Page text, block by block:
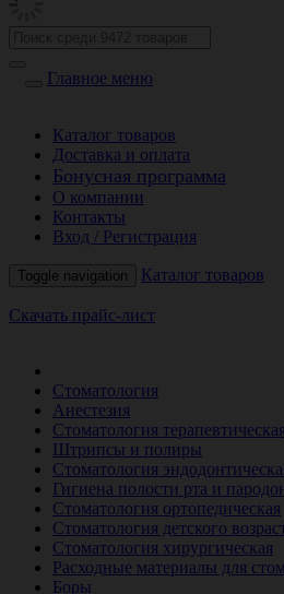
Главное меню
Каталог товаров
Доставка и оплата
Бонусная программа
О компании
Контакты
Вход / Регистрация
Toggle navigation Каталог товаров
Скачать прайс-лист
Стоматология
Анестезия
Стоматология терапевтическая
Штрипсы и полиры
Стоматология
Гигиена полости рта и
Стоматология ортопедическая
Стоматология детского
Стоматология хирургическая
Расходные материалы для
Боры